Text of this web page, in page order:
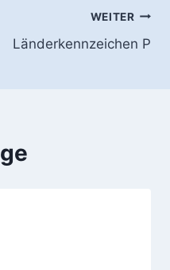
WEITER
Länderkennzeichen P